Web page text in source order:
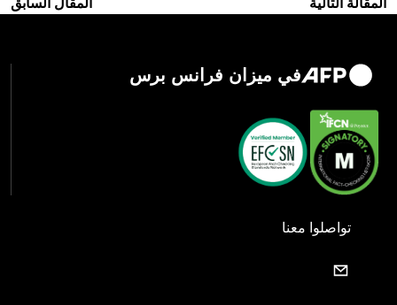
في ميزان فرانس برس
تواصلوا معنا